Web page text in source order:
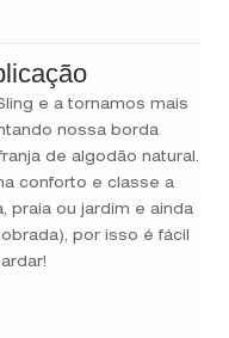
e a tornamos mais
nossa borda
de algodão natural.
conforto e classe a
praia ou jardim e ainda
por isso é fácil